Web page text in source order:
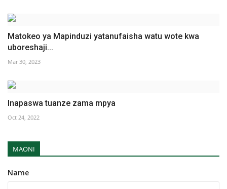
Matokeo ya Mapinduzi yatanufaisha watu wote kwa
uboreshaji...
Mar 30, 2023
Inapaswa tuanze zama mpya
Oct 24, 2022
MAONI
Name